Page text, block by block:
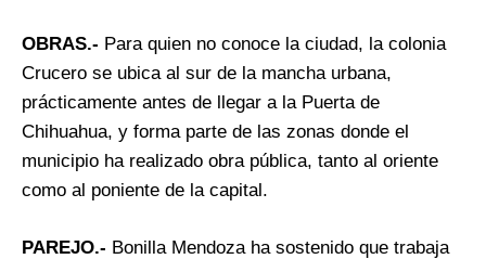
OBRAS.- Para quien no conoce la ciudad, la colonia
Crucero se ubica al sur de la mancha urbana,
prácticamente antes de llegar a la Puerta de
Chihuahua, y forma parte de las zonas donde el
municipio ha realizado obra pública, tanto al oriente
como al poniente de la capital.
PAREJO.- Bonilla Mendoza ha sostenido que trabaja